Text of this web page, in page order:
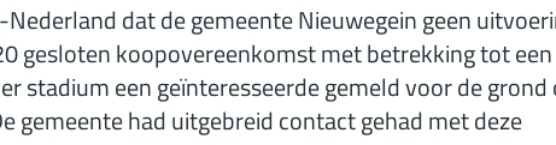
dat de gemeente Nieuwegein geen
gesloten koopovereenkomst met betrekking tot
stadium een geïnteresseerde gemeld voor de grond
gemeente had uitgebreid contact gehad met deze